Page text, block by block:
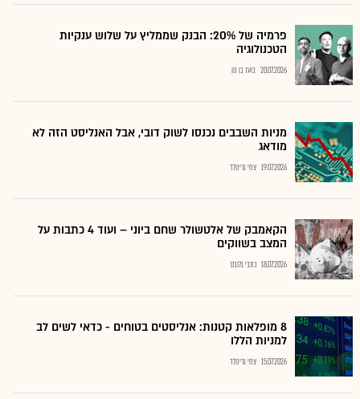
פרמיה של 20%: הבנק שממליץ על שלוש ענקיות
הטכנולוגיה
20.07.2026 בועז בן נון
מניות השבבים נכנסו לשוק דובי, אבל האנליסט הזה לא
מודאג
19.07.2026 צחי גרינולד
הקאמבק של אלטשולר שחם ביוני – ועוד 4 כתבות על
המצב בשווקים
18.07.2026 כתבי גלובס
8 מופלאות קטנות: אנליסטים בטוחים - כדאי לשים לב
למניות הללו
15.07.2026 צחי גרינולד